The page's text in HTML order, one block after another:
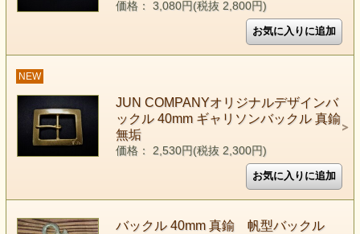
価格： 3,080円(税抜 2,800円)
NEW
JUN COMPANYオリジナルデザインバ
ックル 40mm ギャリソンバックル 真鍮
無垢
価格： 2,530円(税抜 2,300円)
バックル 40mm 真鍮 帆型バックル